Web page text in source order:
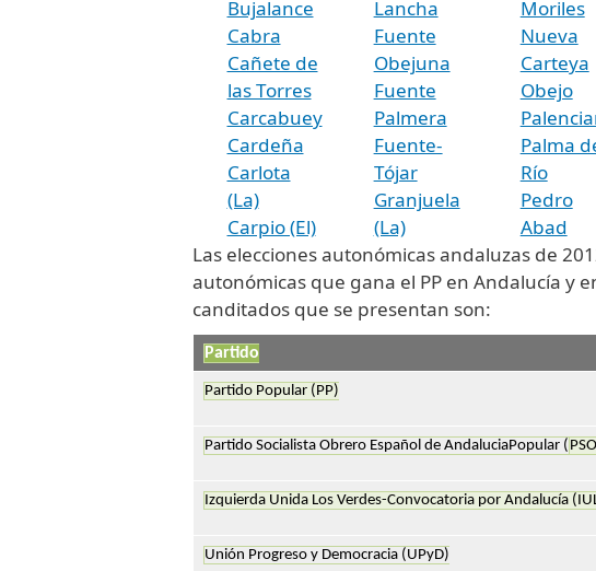
Bujalance
Cabra
Cañete de
las Torres
Carcabuey
Cardeña
Carlota
(La)
Carpio (El)
Lancha
Fuente
Obejuna
Fuente
Palmera
Fuente-
Tójar
Granjuela
(La)
Moriles
Nueva
Carteya
Obejo
Palma
Río
Pedro
Abad
Las elecciones autonómicas andaluzas de
autonómicas que gana el PP en Andalucía y
canditados que se presentan son:
Partido
Partido Popular (PP)
Partido Socialista Obrero Español de AndaluciaPopular (
Izquierda Unida Los Verdes-Convocatoria por Andalucía
Unión Progreso y Democracia (UPyD)